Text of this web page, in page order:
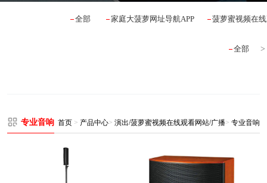
全部 家庭大菠萝网址导航APP 菠萝蜜视频在
全部 >
专业音响 首页 > 产品中心> 演出/菠萝蜜视频在线观看网站/广播> 专业音响